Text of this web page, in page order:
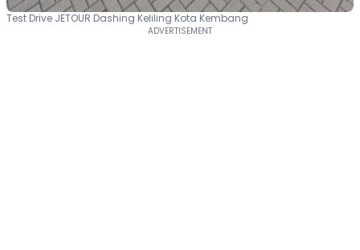
Test Drive JETOUR Dashing Keliling Kota Kembang